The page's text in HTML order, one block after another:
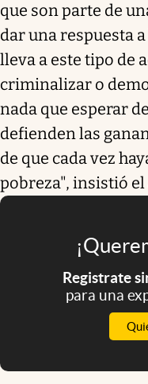
que son parte de
dar una respuesta
lleva a este tipo de
criminalizar o
nada que esperar
defienden las
de que cada vez
pobreza", insistió el
Registrate
para una